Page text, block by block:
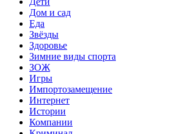
Дом и сад
Еда
Звёзды
Здоровье
Зимние виды спорта
ЗОЖ
Игры
Импортозамещение
Интернет
Истории
Компании